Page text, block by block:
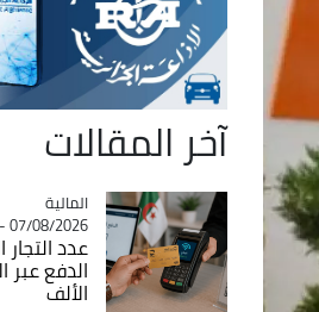
آخر المقالات
Catégorie
المالية
07/08/2026 - 09:50
عدد
الدفع عبر
الألف